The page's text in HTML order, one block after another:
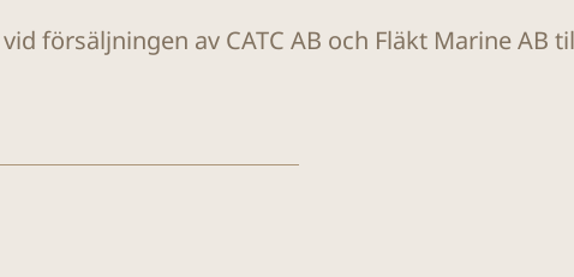
försäljningen av CATC AB och Fläkt Marine AB